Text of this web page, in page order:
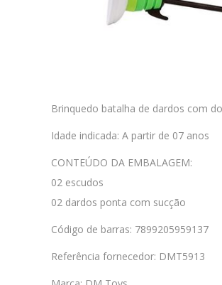
Brinquedo batalha de dardos com
Idade indicada: A partir de 07 anos
CONTEÚDO DA EMBALAGEM:
02 escudos
02 dardos ponta com sucção
Código de barras: 7899205959137
Referência fornecedor: DMT5913